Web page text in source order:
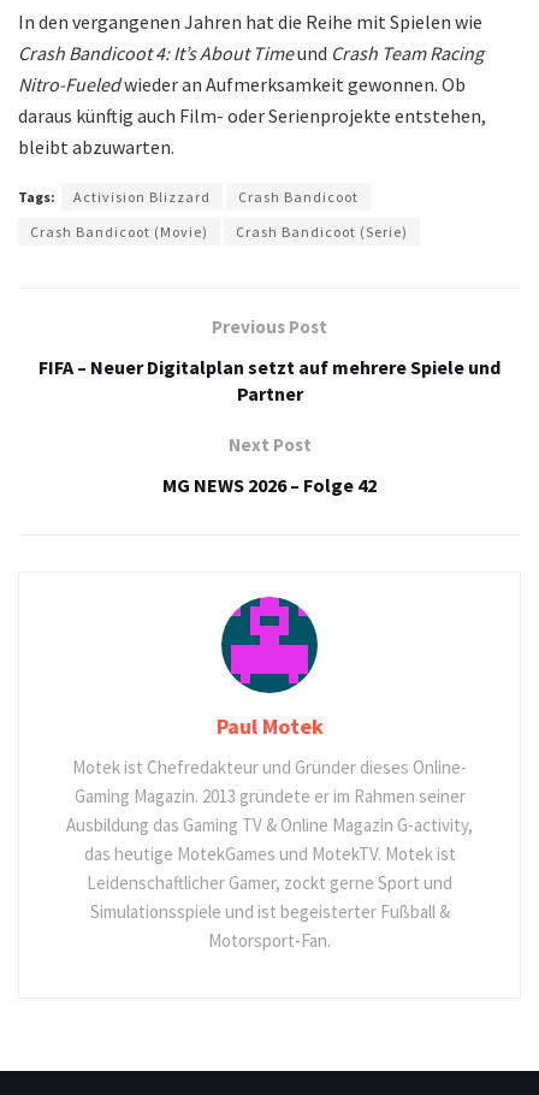
In den vergangenen Jahren hat die Reihe mit Spielen wie
Crash Bandicoot 4: It’s About Timeund Crash Team Racing
Nitro-Fueledwieder an Aufmerksamkeit gewonnen. Ob
daraus künftig auch Film- oder Serienprojekte entstehen,
bleibt abzuwarten.
Tags: Activision Blizzard
Crash Bandicoot
Crash Bandicoot (Movie)
Crash Bandicoot (Serie)
Previous Post
FIFA – Neuer Digitalplan setzt auf mehrere Spiele und
Partner
Next Post
MG NEWS 2026 – Folge 42
Paul Motek
Motek ist Chefredakteur und Gründer dieses Online-
Gaming Magazin. 2013 gründete er im Rahmen seiner
Ausbildung das Gaming TV & Online Magazin G-activity,
das heutige MotekGames und MotekTV. Motek ist
Leidenschaftlicher Gamer, zockt gerne Sport und
Simulationsspiele und ist begeisterter Fußball &
Motorsport-Fan.